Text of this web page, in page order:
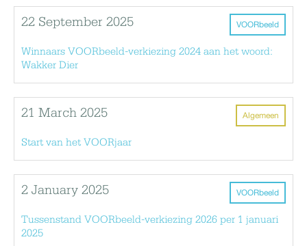
VOORbeeld
22 September 2025
Winnaars VOORbeeld-verkiezing 2024 aan het woord:
Wakker Dier
Algemeen
21 March 2025
Start van het VOORjaar
VOORbeeld
2 January 2025
Tussenstand VOORbeeld-verkiezing 2026 per 1 januari
2025